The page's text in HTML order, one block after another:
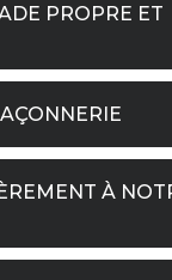
PROPRE ET
À